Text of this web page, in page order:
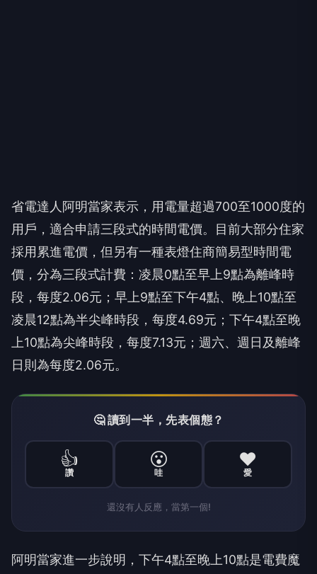
省電達人阿明當家表示，用電量超過700至1000度的
用戶，適合申請三段式的時間電價。目前大部分住家
採用累進電價，但另有一種表燈住商簡易型時間電
價，分為三段式計費：凌晨0點至早上9點為離峰時
段，每度2.06元；早上9點至下午4點、晚上10點至
凌晨12點為半尖峰時段，每度4.69元；下午4點至晚
上10點為尖峰時段，每度7.13元；週六、週日及離峰
日則為每度2.06元。
🤔 讀到一半，先表個態？
👍
讚
😮
哇
❤️
愛
還沒有人反應，當第一個!
阿明當家進一步說明，下午4點至晚上10點是電費魔